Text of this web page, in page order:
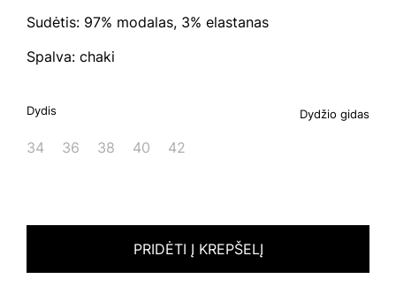
Sudėtis: 97% modalas, 3% elastanas
Spalva: chaki
Dydis Dydžio gidas
34 36 38 40 42
PRIDĖTI Į KREPŠELĮ